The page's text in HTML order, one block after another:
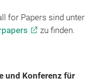
for Papers sind unter
zu finden.
und Konferenz für